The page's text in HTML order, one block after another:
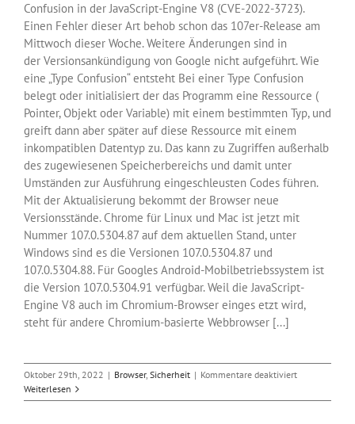
Confusion in der JavaScript-Engine V8 (CVE-2022-3723).
Einen Fehler dieser Art behob schon das 107er-Release am
Mittwoch dieser Woche. Weitere Änderungen sind in
der Versionsankündigung von Google nicht aufgeführt. Wie
eine „Type Confusion“ entsteht Bei einer Type Confusion
belegt oder initialisiert der das Programm eine Ressource (
Pointer, Objekt oder Variable) mit einem bestimmten Typ, und
greift dann aber später auf diese Ressource mit einem
inkompatiblen Datentyp zu. Das kann zu Zugriffen außerhalb
des zugewiesenen Speicherbereichs und damit unter
Umständen zur Ausführung eingeschleusten Codes führen.
Mit der Aktualisierung bekommt der Browser neue
Versionsstände. Chrome für Linux und Mac ist jetzt mit
Nummer 107.0.5304.87 auf dem aktuellen Stand, unter
Windows sind es die Versionen 107.0.5304.87 und
107.0.5304.88. Für Googles Android-Mobilbetriebssystem ist
die Version 107.0.5304.91 verfügbar. Weil die JavaScript-
Engine V8 auch im Chromium-Browser einges etzt wird,
steht für andere Chromium-basierte Webbrowser [...]
Oktober 29th, 2022 | Browser, Sicherheit | Kommentare deaktiviertfür
Update
Weiterlesen